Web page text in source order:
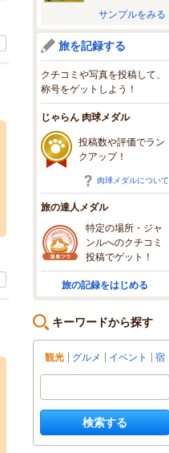
サンプルをみる
旅を記録する
クチコミや写真を投稿して、
称号をゲットしよう！
じゃらん 肉球メダル
投稿数や評価でラン
クアップ！
肉球メダルについて
旅の達人メダル
特定の場所・ジャ
ンルへのクチコミ
投稿でゲット！
旅の記録をはじめる
キーワードから探す
観光 グルメ イベント 宿
検索する